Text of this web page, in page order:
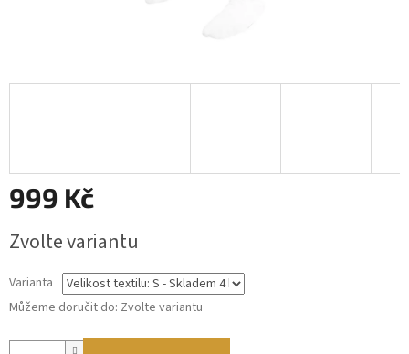
999 Kč
cena:
Zvolte variantu
Varianta
Můžeme doručit do: Zvolte variantu